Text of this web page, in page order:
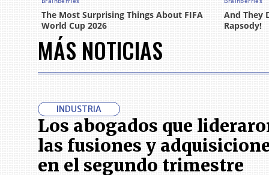
MÁS NOTICIAS
INDUSTRIA
Los abogados que
las fusiones y
en el segundo trimestre